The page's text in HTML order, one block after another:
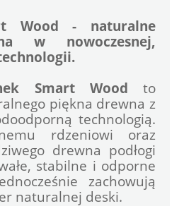
Wood - naturalne
w nowoczesnej,
Smart Wood to
piękna drewna z
technologią.
rdzeniowi oraz
drewna podłogi
stabilne i odporne
zachowują
naturalnej deski.